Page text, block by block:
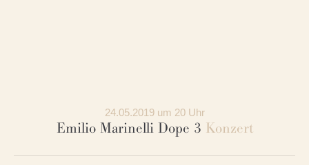
24.05.2019 um 20 Uhr
Emilio Marinelli Dope 3 Konzert